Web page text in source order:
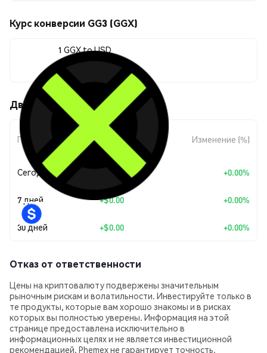
Курс конверсии GG3 (GGX)
1 GGX to USD
Движения цены GG3 (GGX)
Период
Изменение
суммы
Изменение (%)
Сегодня $0.00 +0.00%
7 дней +$0.00 +0.00%
30 дней +$0.00 +0.00%
Отказ от ответственности
Цены на криптовалюту подвержены значительным
рыночным рискам и волатильности. Инвестируйте только в
те продукты, которые вам хорошо знакомы и в рисках
которых вы полностью уверены. Информация на этой
странице предоставлена исключительно в
информационных целях и не является инвестиционной
рекомендацией. Phemex не гарантирует точность,